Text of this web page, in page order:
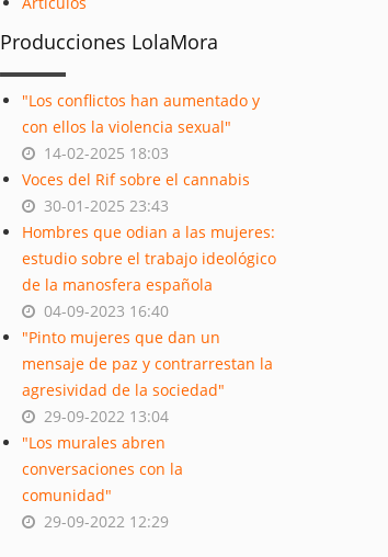
Producciones LolaMora
"Los conflictos han aumentado y
con ellos la violencia sexual"
14-02-2025 18:03
Voces del Rif sobre el cannabis
30-01-2025 23:43
Hombres que odian a las mujeres:
estudio sobre el trabajo ideológico
de la manosfera española
04-09-2023 16:40
"Pinto mujeres que dan un
mensaje de paz y contrarrestan la
agresividad de la sociedad"
29-09-2022 13:04
"Los murales abren
conversaciones con la
comunidad"
29-09-2022 12:29